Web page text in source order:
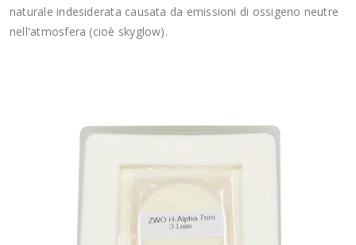
naturale indesiderata causata da emissioni di ossigeno neutre
nell'atmosfera (cioè skyglow).